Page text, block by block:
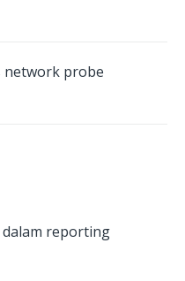
network probe
dalam reporting